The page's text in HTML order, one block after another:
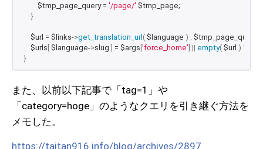
        $tmp_page_query =
'/page/'.$tmp_page;
}
    $url = $links-
>get_translation_url ( $language ) . $tmp_page_query;
    $urls
$language->slug = $args 'force_home' || empty( $url ) ?
}
また、以前以下記事で「tag=1」や
「category=hoge」のようなクエリを引き継ぐ方法を
メモした。
https://taitan916.info/blog/archives/2897